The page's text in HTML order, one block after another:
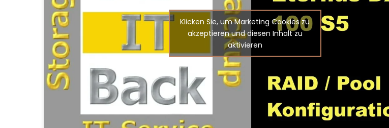
Klicken Sie, um Marketing Cookies zu
akzeptieren und diesen Inhalt zu
aktivieren